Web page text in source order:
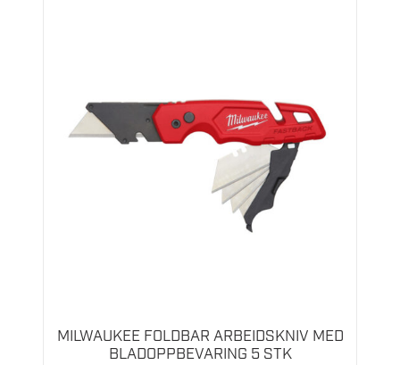
MILWAUKEE FOLDBAR ARBEIDSKNIV MED
BLADOPPBEVARING 5 STK